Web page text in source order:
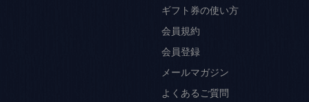
ギフト券の使い方
会員規約
会員登録
メールマガジン
よくあるご質問